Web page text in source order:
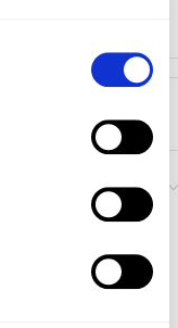
Cerruti 1881